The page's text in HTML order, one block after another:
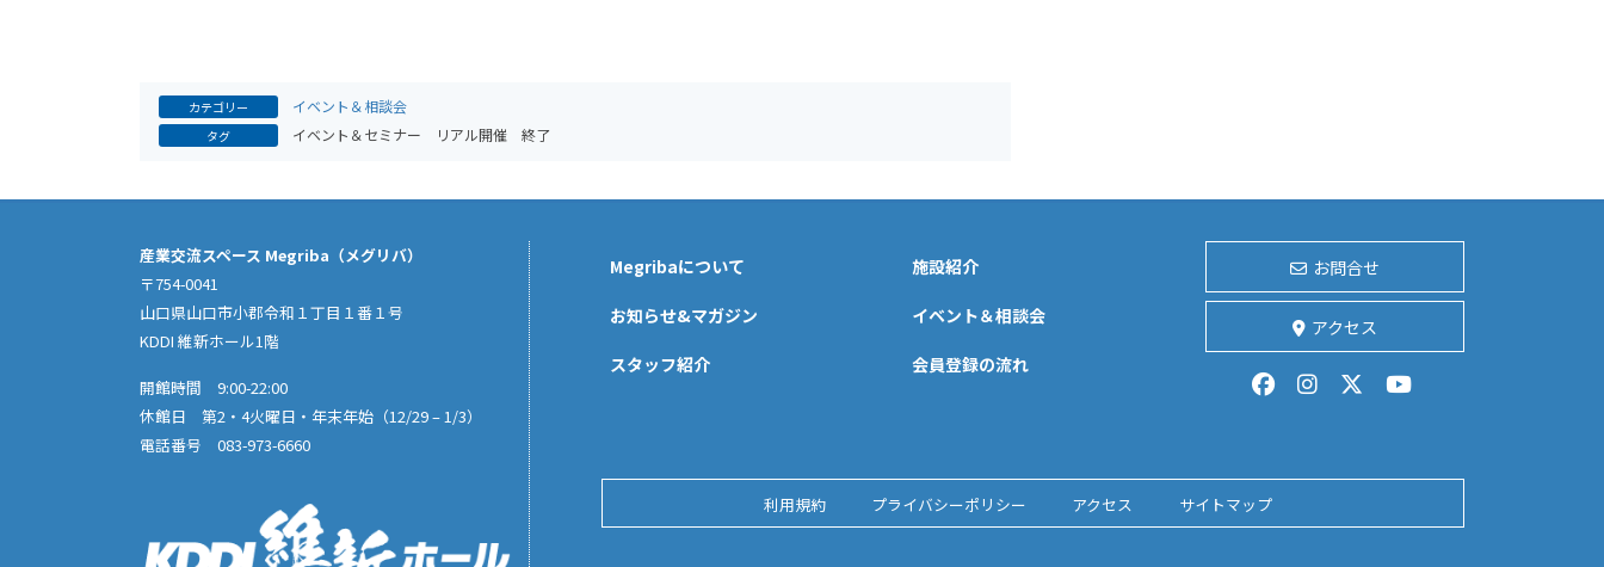
カテゴリー イベント＆相談会
タグ イベント＆セミナー リアル開催 終了
産業交流スペース Megriba（メグリバ）
〒754-0041
山口県山口市小郡令和１丁目１番１号
KDDI 維新ホール1階
開館時間 9:00-22:00
休館日 第2・4火曜日・年末年始（12/29 – 1/3）
電話番号 083-973-6660
Megribaについて 施設紹介
お知らせ&マガジン イベント＆相談会
スタッフ紹介 会員登録の流れ
お問合せ
アクセス
利用規約 プライバシーポリシー アクセス サイトマップ